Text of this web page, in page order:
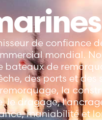
de confiance
mondial.
bateaux de
des ports et des
la
le dragage,
maniabilité et